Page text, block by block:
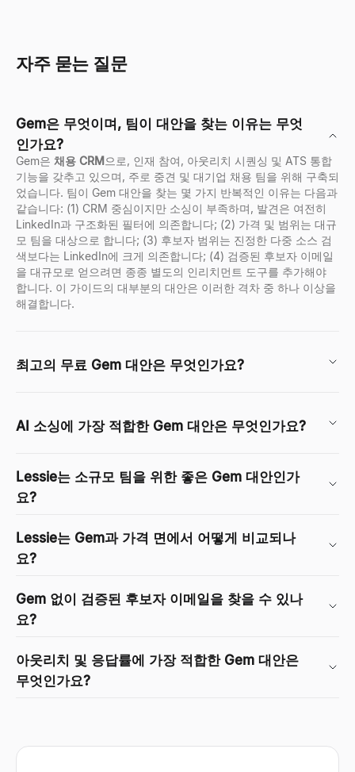
자주 묻는 질문
Gem은 무엇이며, 팀이 대안을 찾는 이유는 무엇
인가요?
Gem은 채용 CRM 으로, 인재 참여, 아웃리치 시퀀싱 및 ATS 통합
기능을 갖추고 있으며, 주로 중견 및 대기업 채용 팀을 위해 구축되
었습니다. 팀이 Gem 대안을 찾는 몇 가지 반복적인 이유는 다음과
같습니다: (1) CRM 중심이지만 소싱이 부족하며, 발견은 여전히
LinkedIn과 구조화된 필터에 의존합니다; (2) 가격 및 범위는 대규
모 팀을 대상으로 합니다; (3) 후보자 범위는 진정한 다중 소스 검
색보다는 LinkedIn에 크게 의존합니다; (4) 검증된 후보자 이메일
을 대규모로 얻으려면 종종 별도의 인리치먼트 도구를 추가해야
합니다. 이 가이드의 대부분의 대안은 이러한 격차 중 하나 이상을
해결합니다.
최고의 무료 Gem 대안은 무엇인가요?
AI 소싱에 가장 적합한 Gem 대안은 무엇인가요?
Lessie는 소규모 팀을 위한 좋은 Gem 대안인가
요?
Lessie는 Gem과 가격 면에서 어떻게 비교되나
요?
Gem 없이 검증된 후보자 이메일을 찾을 수 있나
요?
아웃리치 및 응답률에 가장 적합한 Gem 대안은
무엇인가요?